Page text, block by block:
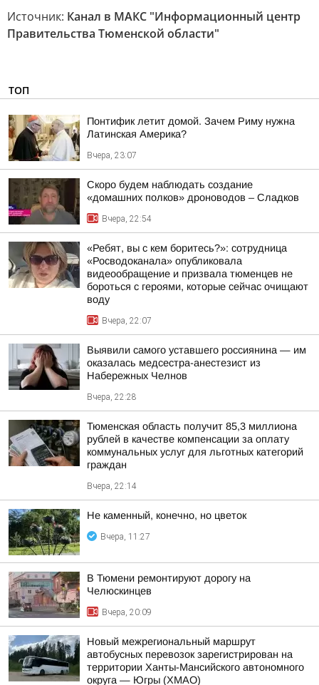
Источник: Канал в МАКС "Информационный центр
Правительства Тюменской области"
ТОП
Понтифик летит домой. Зачем Риму нужна
Латинская Америка?
Вчера, 23:07
Скоро будем наблюдать создание
«домашних полков» дроноводов – Сладков
Вчера, 22:54
«Ребят, вы с кем боритесь?»: сотрудница
«Росводоканала» опубликовала
видеообращение и призвала тюменцев не
бороться с героями, которые сейчас очищают
воду
Вчера, 22:07
Выявили самого уставшего россиянина — им
оказалась медсестра-анестезист из
Набережных Челнов
Вчера, 22:28
Тюменская область получит 85,3 миллиона
рублей в качестве компенсации за оплату
коммунальных услуг для льготных категорий
граждан
Вчера, 22:14
Не каменный, конечно, но цветок
Вчера, 11:27
В Тюмени ремонтируют дорогу на
Челюскинцев
Вчера, 20:09
Новый межрегиональный маршрут
автобусных перевозок зарегистрирован на
территории Ханты-Мансийского автономного
округа — Югры (ХМАО)